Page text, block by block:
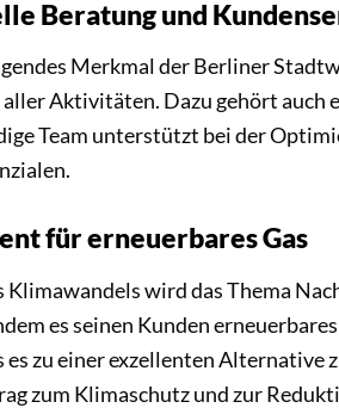
Beratung und
Merkmal der Berliner
Aktivitäten. Dazu gehört auch
Team unterstützt bei der
für erneuerbares Gas
Klimawandels wird das Thema
es seinen Kunden
es zu einer exzellenten Alternative
zum Klimaschutz und zur